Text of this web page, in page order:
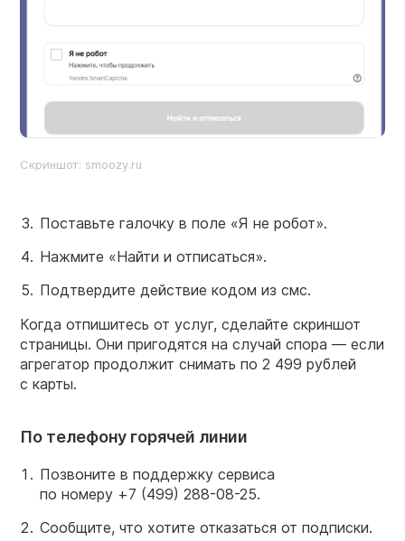
Скриншот: smoozy.ru
Поставьте галочку в поле «Я не робот».
Нажмите «Найти и отписаться».
Подтвердите действие кодом из смс.
Когда отпишитесь от услуг, сделайте скриншот
страницы. Они пригодятся на случай спора — если
агрегатор продолжит снимать по 2 499 рублей
с карты.
По телефону горячей линии
Позвоните в поддержку сервиса
по номеру +7 (499) 288-08-25.
Сообщите, что хотите отказаться от подписки.